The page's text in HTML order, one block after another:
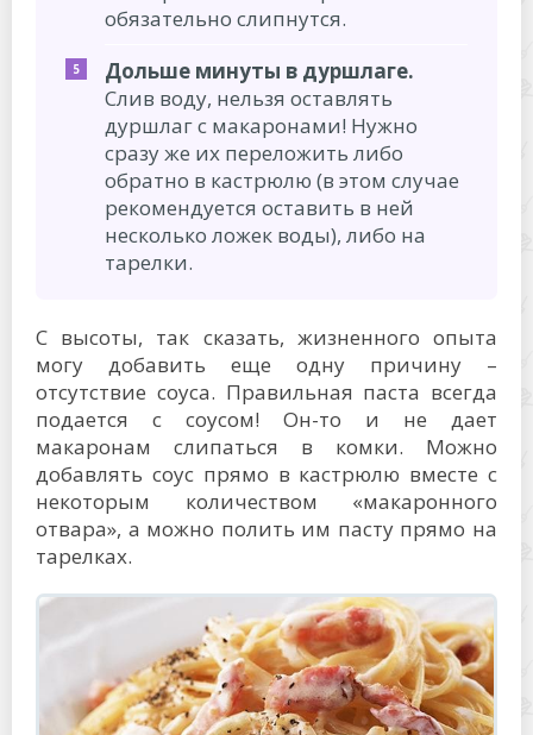
обязательно слипнутся.
Дольше минуты в дуршлаге.
Слив воду, нельзя оставлять
дуршлаг с макаронами! Нужно
сразу же их переложить либо
обратно в кастрюлю (в этом случае
рекомендуется оставить в ней
несколько ложек воды), либо на
тарелки.
С высоты, так сказать, жизненного опыта
могу добавить еще одну причину –
отсутствие соуса. Правильная паста всегда
подается с соусом! Он-то и не дает
макаронам слипаться в комки. Можно
добавлять соус прямо в кастрюлю вместе с
некоторым количеством «макаронного
отвара», а можно полить им пасту прямо на
тарелках.